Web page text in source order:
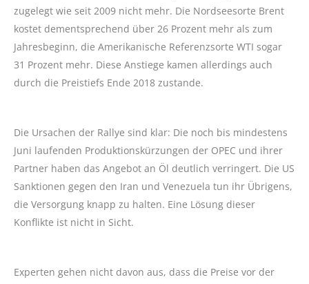
zugelegt wie seit 2009 nicht mehr. Die Nordseesorte Brent
kostet dementsprechend über 26 Prozent mehr als zum
Jahresbeginn, die Amerikanische Referenzsorte WTI sogar
31 Prozent mehr. Diese Anstiege kamen allerdings auch
durch die Preistiefs Ende 2018 zustande.
Die Ursachen der Rallye sind klar: Die noch bis mindestens
Juni laufenden Produktionskürzungen der OPEC und ihrer
Partner haben das Angebot an Öl deutlich verringert. Die US
Sanktionen gegen den Iran und Venezuela tun ihr Übrigens,
die Versorgung knapp zu halten. Eine Lösung dieser
Konflikte ist nicht in Sicht.
Experten gehen nicht davon aus, dass die Preise vor der